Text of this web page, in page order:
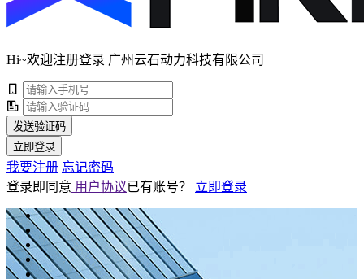
Hi~欢迎注册登录 广州云石动力科技有限公司
发送验证码
立即登录
我要注册 忘记密码
登录即同意 用户协议已有账号？ 立即登录